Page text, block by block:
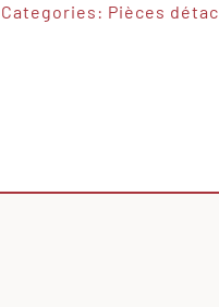
Categories: Pièces